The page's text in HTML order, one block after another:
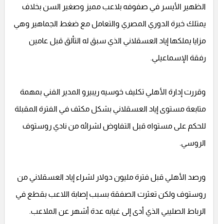
الظهير الأيسر في صفوفه بلاعب مميز وصغير السن بخلاف
يمتلك خبرة الدوري المصري والتعامل مع ضغط الجماهير وهي
مزايا يملكها إياد العسقلاني الذي سبق له التألق قبل عامين
رفقة الإسماعيلي.
وقررت إدارة الأهلي تكليف خوسيه ريبيرو المدير الفني بمهمة
متابعة مستوى إياد العسقلاني بشكل مكثف في الفترة المقبلة
للحكم على مستواه قبل التفاوض لشرائه من نادي روستوف
الروسي.
ورصد الأهلي قبل فترة مليون دولار لشراء إياد العسقلاني من
روستوف ولكن تعثرت الصفقة بسبب إصابة اللاعب بقطع في
الرباط الصليبي الذي أدى إلى غيابه عدة أشهر عن الملاعب.